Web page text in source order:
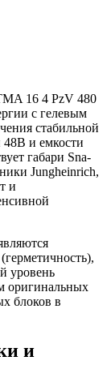
16 4 PzV 480
с гелевым
стабильной
48В и емкости
габари Sna-
Jungheinrich,
и
уровень
оригинальных
блоков в
и